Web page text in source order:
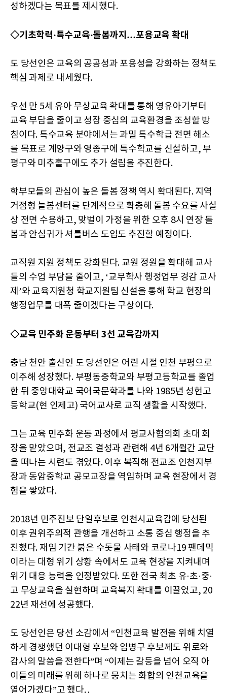
성하겠다는 목표를 제시했다.
◇기초학력·특수교육·돌봄까지…포용교육 확대
도 당선인은 교육의 공공성과 포용성을 강화하는 정책도
핵심 과제로 내세웠다.
우선 만 5세 유아 무상교육 확대를 통해 영유아기부터
교육 부담을 줄이고 성장 중심의 교육환경을 조성할 방
침이다. 특수교육 분야에서는 과밀 특수학급 전면 해소
를 목표로 계양구와 영종구에 특수학교를 신설하고, 부
평구와 미추홀구에도 추가 설립을 추진한다.
학부모들의 관심이 높은 돌봄 정책 역시 확대된다. 지역
거점형 늘봄센터를 단계적으로 확충해 돌봄 수요를 사실
상 전면 수용하고, 맞벌이 가정을 위한 오후 8시 연장 돌
봄과 안심귀가 셔틀버스 도입도 추진할 예정이다.
교직원 지원 정책도 강화된다. 교원 정원을 확대해 교사
들의 수업 부담을 줄이고, ‘교무학사 행정업무 경감 교사
제’와 교육지원청 학교지원팀 신설을 통해 학교 현장의
행정업무를 대폭 줄이겠다는 구상이다.
◇교육 민주화 운동부터 3선 교육감까지
충남 천안 출신인 도 당선인은 어린 시절 인천 부평으로
이주해 성장했다. 부평동중학교와 부평고등학교를 졸업
한 뒤 중앙대학교 국어국문학과를 나와 1985년 성헌고
등학교(현 인제고) 국어교사로 교직 생활을 시작했다.
그는 교육 민주화 운동 과정에서 평교사협의회 초대 회
장을 맡았으며, 전교조 결성과 관련해 4년 6개월간 교단
을 떠나는 시련도 겪었다. 이후 복직해 전교조 인천지부
장과 동암중학교 공모교장을 역임하며 교육 현장에서 경
험을 쌓았다.
2018년 민주진보 단일후보로 인천시교육감에 당선된
이후 권위주의적 관행을 개선하고 소통 중심 행정을 추
진했다. 재임 기간 붉은 수돗물 사태와 코로나19 팬데믹
이라는 대형 위기 상황 속에서도 교육 현장을 지켜내며
위기 대응 능력을 인정받았다. 또한 전국 최초 유·초·중·
고 무상교육을 실현하며 교육복지 확대를 이끌었고, 20
22년 재선에 성공했다.
도 당선인은 당선 소감에서 “인천교육 발전을 위해 치열
하게 경쟁했던 이대형 후보와 임병구 후보께도 위로와
감사의 말씀을 전한다”며 “이제는 갈등을 넘어 오직 아
이들의 미래를 위해 하나로 뭉치는 화합의 인천교육을
열어가겠다”고 했다. .